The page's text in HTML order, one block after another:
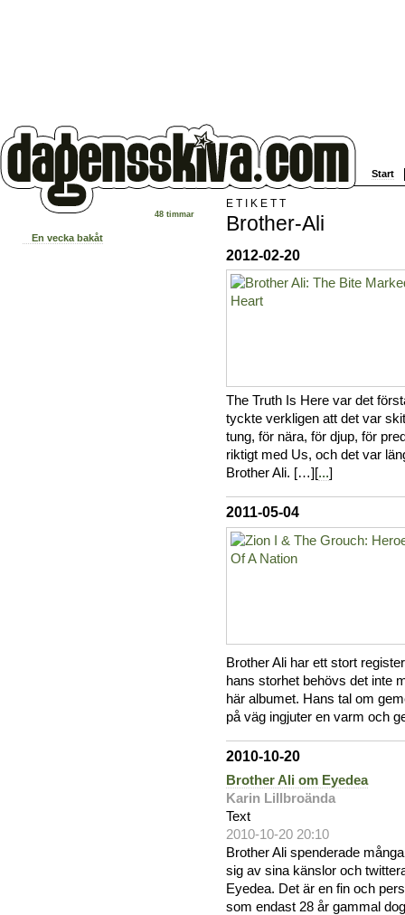
Start
48 timmar
En vecka bakåt
ETIKETT
Brother-Ali
2012-02-20
The Truth Is Here var det
tyckte verkligen att det var
tung, för nära, för djup, för
riktigt med Us, och det var
Brother Ali. […][...]
2011-05-04
Brother Ali har ett stort
hans storhet behövs det inte
här albumet. Hans tal om
på väg ingjuter en varm och
2010-10-20
Brother Ali om Eyedea
Karin Lillbroända
Text
2010-10-20 20:10
Brother Ali spenderade
sig av sina känslor och
Eyedea. Det är en fin och
som endast 28 år gammal